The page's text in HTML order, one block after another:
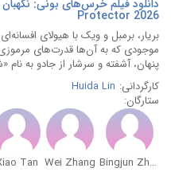
Protector 2026
بریار، برمبل و ویک با هیولای
موجودی که به آن‌ها قدرت‌های
پنهان، آشفته و سرشار از جادو به نام
کارگردانی: Huida Lin
ستارگان:
Bingjun Zhang
Wei Zhang
Tan